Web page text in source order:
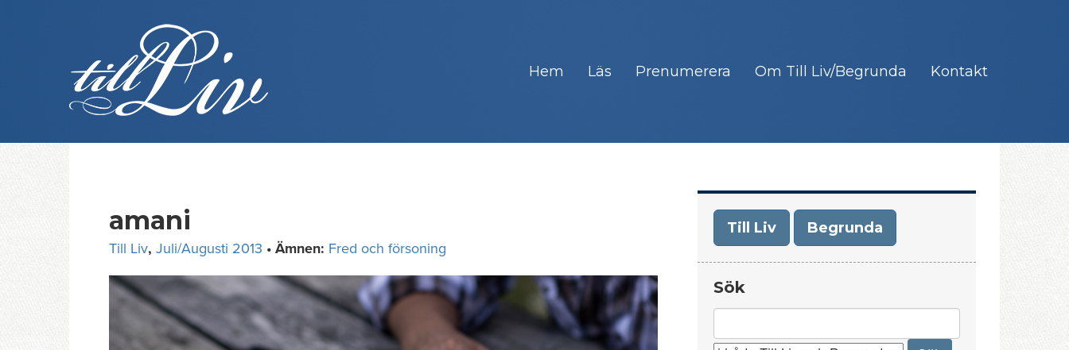
Hem Läs Prenumerera Om Till Liv/Begrunda Kontakt
amani
Till Liv, Juli/Augusti 2013 • Ämnen: Fred och försoning
Till Liv Begrunda
Sök
for: